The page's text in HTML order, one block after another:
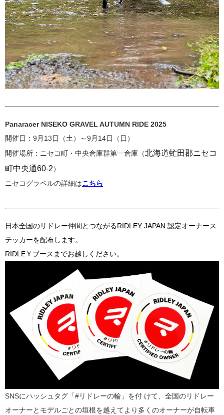
Panaracer NISEKO GRAVEL AUTUMN RIDE 2025
開催日：9月13日（土）～9月14日（日）
開催場所：ニセコ町・中央倉庫群第一倉庫（北海道虻田郡ニセコ
町中央通60-2）
ニセコグラベルの詳細はこちら
日本全国のリドレー仲間とつながるRIDLEY JAPAN 認定オーナース
テッカーを配布します。
RIDLEＹブースまでお越しください。
SNSにハッシュタグ「#リドレーの輪」を付 けて、全国のリドレー
オーナーとモデルごとの垣根を越えてより多くのオーナーが自転車